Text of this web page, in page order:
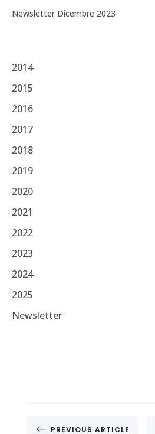
Newsletter Dicembre 2023
2014
2015
2016
2017
2018
2019
2020
2021
2022
2023
2024
2025
Newsletter
# PREVIOUS ARTICLE